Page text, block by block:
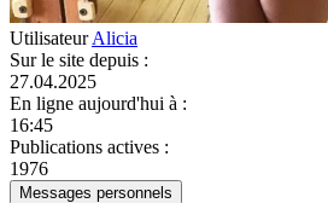
UtilisateurAlicia
Sur le site depuis :
27.04.2025
En ligne aujourd'hui à :
16:45
Publications actives :
1976
Messages personnels